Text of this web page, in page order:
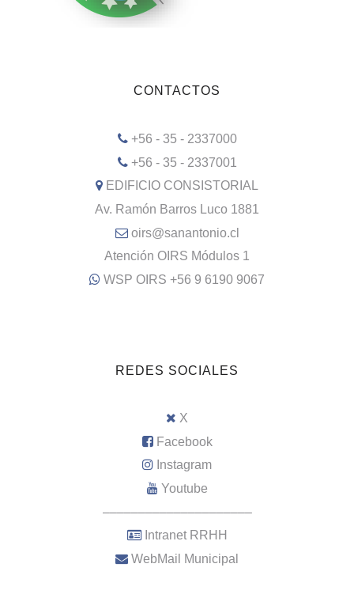
CONTACTOS
+56 - 35 - 2337000
+56 - 35 - 2337001
EDIFICIO CONSISTORIAL
Av. Ramón Barros Luco 1881
oirs@sanantonio.cl
Atención OIRS Módulos 1
WSP OIRS +56 9 6190 9067
REDES SOCIALES
X
Facebook
Instagram
Youtube
–––––––––––––––––––––
Intranet RRHH
WebMail Municipal